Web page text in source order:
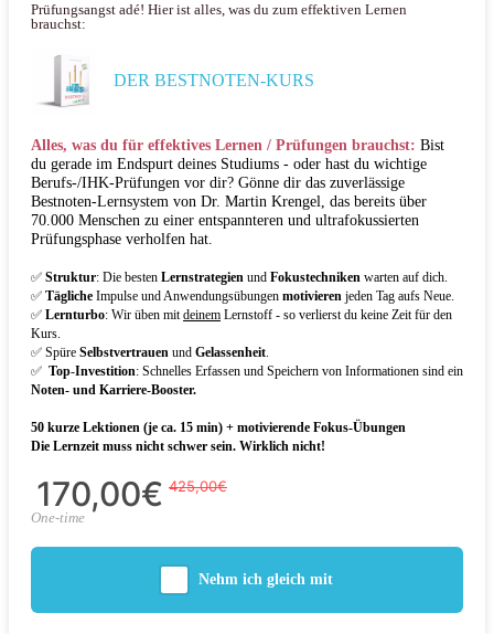
Prüfungsangst adé! Hier ist alles, was du zum effektiven Lernen
brauchst:
DER BESTNOTEN-KURS
Alles, was du für effektives Lernen / Prüfungen brauchst: Bist
du gerade im Endspurt deines Studiums - oder hast du wichtige
Berufs-/IHK-Prüfungen vor dir? Gönne dir das zuverlässige
Bestnoten-Lernsystem von Dr. Martin Krengel, das bereits über
70.000 Menschen zu einer entspannteren und ultrafokussierten
Prüfungsphase verholfen hat.
✅ Struktur: Die besten Lernstrategien und Fokustechniken warten auf dich.
✅ Tägliche Impulse und Anwendungsübungen motivieren jeden Tag aufs Neue.
✅ Lernturbo: Wir üben mitdeinem Lernstoff - so verlierst du keine Zeit für den
Kurs.
✅ Spüre Selbstvertrauen und Gelassenheit.
✅ Top-Investition: Schnelles Erfassen und Speichern von Informationen sind ein
Noten- und Karriere-Booster.
50 kurze Lektionen (je ca. 15 min) + motivierende Fokus-Übungen
Die Lernzeit muss nicht schwer sein. Wirklich nicht!
425,00€
170,00€
One-time
Nehm ich gleich mit